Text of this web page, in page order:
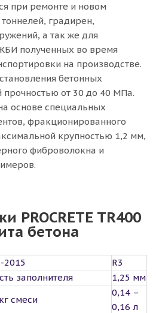
при ремонте и новом
градирен,
а так же для
полученных во время
на производстве.
бетонных
прочностью от 30 до 40 МПа.
основе специальных
фракционированного
крупностью 1,2 мм,
фиброволокна и
PROCRETE TR400
бетона
2015
R3
заполнителя
1,25 мм
смеси
0,14 –
0,16 л